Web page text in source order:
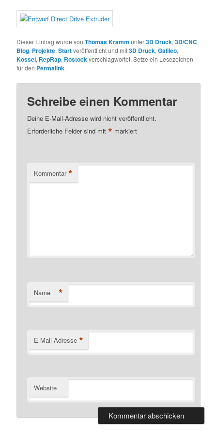
Dieser Eintrag wurde vonThomas Kramm unter3D Druck,3D/CNC,
Blog, Projekte,Startveröffentlicht und mit3D Druck,Galileo,
Kossel, RepRap, Rostockverschlagwortet. Setze ein Lesezeichen
für den Permalink.
Schreibe einen Kommentar
Deine E-Mail-Adresse wird nicht veröffentlicht.
Erforderliche Felder sind mit* markiert
Kommentar *
Name *
E-Mail-Adresse *
Website